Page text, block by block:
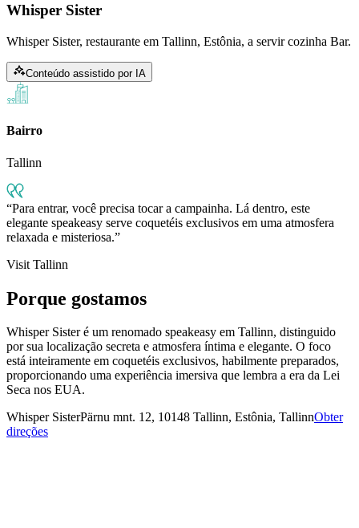
Whisper Sister
Whisper Sister, restaurante em Tallinn, Estônia, a servir cozinha Bar.
Conteúdo assistido por IA
Bairro
Tallinn
Para entrar, você precisa tocar a campainha. Lá dentro, este
elegante speakeasy serve coquetéis exclusivos em uma atmosfera
relaxada e misteriosa.
Visit Tallinn
Porque gostamos
Whisper Sister é um renomado speakeasy em Tallinn, distinguido
por sua localização secreta e atmosfera íntima e elegante. O foco
está inteiramente em coquetéis exclusivos, habilmente preparados,
proporcionando uma experiência imersiva que lembra a era da Lei
Seca nos EUA.
Whisper SisterPärnu mnt. 12, 10148 Tallinn, Estônia, TallinnObter
direções